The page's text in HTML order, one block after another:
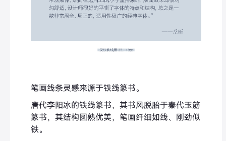
笔画线条灵感来源于铁线篆书。
唐代李阳冰的铁线篆书，其书风脱胎于秦代玉筋
篆书，其结构圆熟优美，笔画纤细如线、刚劲似
铁。